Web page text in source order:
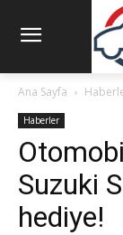
Ana Sayfa
Haberler
Suzuki
hediye!